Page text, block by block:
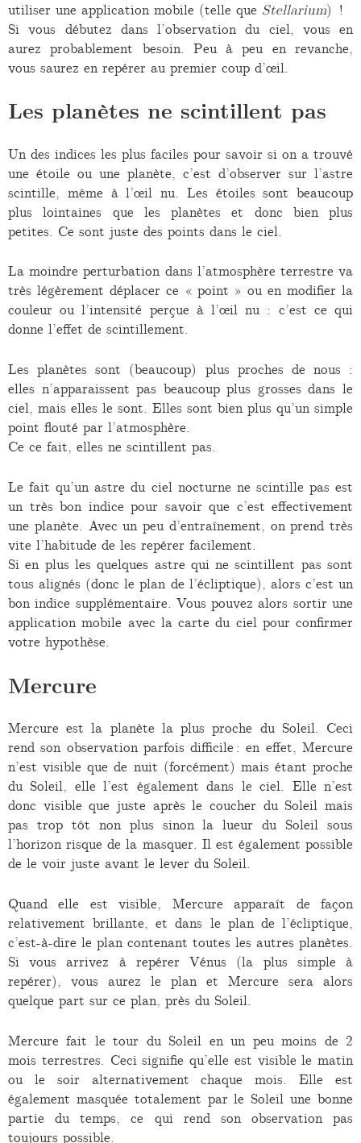
utiliser une application mobile (telle que Stellarium) !
Si vous débutez dans l’observation du ciel, vous en
aurez probablement besoin. Peu à peu en revanche,
vous saurez en repérer au premier coup d’œil.
Les planètes ne scintillent pas
Un des indices les plus faciles pour savoir si on a trouvé
une étoile ou une planète, c’est d’observer sur l’astre
scintille, même à l’œil nu. Les étoiles sont beaucoup
plus lointaines que les planètes et donc bien plus
petites. Ce sont juste des points dans le ciel.
La moindre perturbation dans l’atmosphère terrestre va
très légèrement déplacer ce « point » ou en modifier la
couleur ou l’intensité perçue à l’œil nu : c’est ce qui
donne l’effet de scintillement.
Les planètes sont (beaucoup) plus proches de nous :
elles n’apparaissent pas beaucoup plus grosses dans le
ciel, mais elles le sont. Elles sont bien plus qu’un simple
point flouté par l’atmosphère.
Ce ce fait, elles ne scintillent pas.
Le fait qu’un astre du ciel nocturne ne scintille pas est
un très bon indice pour savoir que c’est effectivement
une planète. Avec un peu d’entraînement, on prend très
vite l’habitude de les repérer facilement.
Si en plus les quelques astre qui ne scintillent pas sont
tous alignés (donc le plan de l’écliptique), alors c’est un
bon indice supplémentaire. Vous pouvez alors sortir une
application mobile avec la carte du ciel pour confirmer
votre hypothèse.
Mercure
Mercure est la planète la plus proche du Soleil. Ceci
rend son observation parfois difficile : en effet, Mercure
n’est visible que de nuit (forcément) mais étant proche
du Soleil, elle l’est également dans le ciel. Elle n’est
donc visible que juste après le coucher du Soleil mais
pas trop tôt non plus sinon la lueur du Soleil sous
l’horizon risque de la masquer. Il est également possible
de le voir juste avant le lever du Soleil.
Quand elle est visible, Mercure apparaît de façon
relativement brillante, et dans le plan de l’écliptique,
c’est-à-dire le plan contenant toutes les autres planètes.
Si vous arrivez à repérer Vénus (la plus simple à
repérer), vous aurez le plan et Mercure sera alors
quelque part sur ce plan, près du Soleil.
Mercure fait le tour du Soleil en un peu moins de 2
mois terrestres. Ceci signifie qu’elle est visible le matin
ou le soir alternativement chaque mois. Elle est
également masquée totalement par le Soleil une bonne
partie du temps, ce qui rend son observation pas
toujours possible.